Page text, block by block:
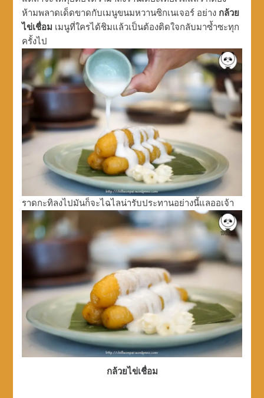
ห้ามพลาดเด็ดขาดกับเมนูขนมหวานซิกเนเจอร์ อย่าง กล้วย
ไข่เชื่อม เมนูที่ใครได้ชิมแล้วเป็นต้องติดใจกลับมาซ้ำซะทุก
ครั้งไป
ราดกะทิลงไปมันก็จะไฉไลน่ารับประทานอย่างนี้แลออเจ้า
กล้วยไข่เชื่อม